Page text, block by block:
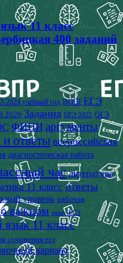
11 класс
400 заданий
2024 учебный год ВОШ ЕГЭ
2026 Задания ОГЭ 2022 ОГЭ
ФИПИ аргументы
ответы всероссийская
диагностическая работа
час литература
11 класс ответы
уровень рабочая
о важном решу ЕГЭ
язык 11 класс
сочинения егэ
вариант